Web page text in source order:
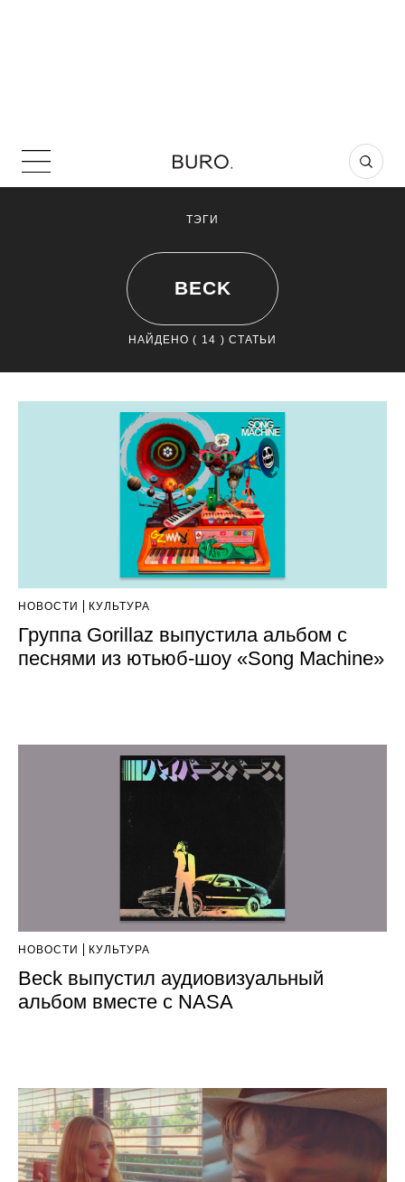
ТЭГИ
BECK
НАЙДЕНО ( 14 ) СТАТЬИ
НОВОСТИ КУЛЬТУРА
Группа Gorillaz выпустила альбом с
песнями из ютьюб-шоу «Song Machine»
НОВОСТИ КУЛЬТУРА
Beck выпустил аудиовизуальный
альбом вместе с NASA